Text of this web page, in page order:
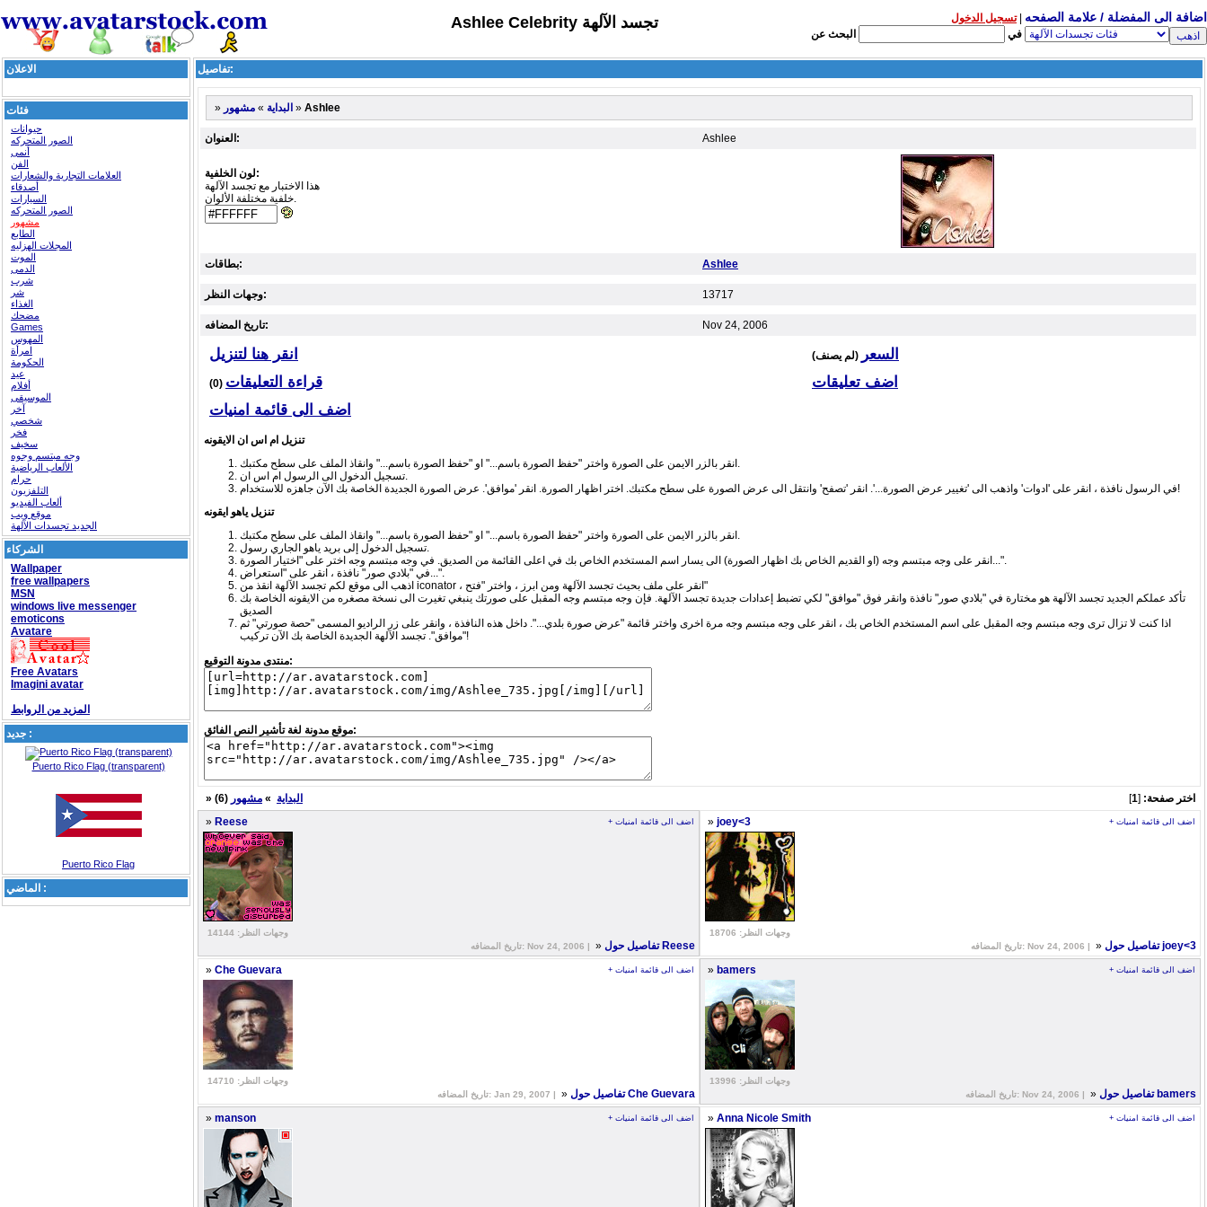
Ashlee Celebrity تجسد الآلهة اضافة الى المفضلة / علامة الصفحه |تسجيل الدخول
البحث عن
في
الاعلان
فئات
حيوانات
الصور المتحركه
أنمى
الفن
العلامات التجارية والشعارات
أصدقاء
السيارات
الصور المتحركه
مشهور
الطابع
المجلات الهزليه
الموت
الدمى
شرب
شر
الغذاء
مضحك
Games
المهوس
امرأة
الحكومة
عيد
أفلام
الموسيقى
آخر
شخصي
فخر
سخيف
وجه مبتسم وجوه
الألعاب الرياضية
حرام
التلفزيون
ألعاب الفيديو
موقع ويب
الجديد تجسدات الآلهة
الشركاء
Wallpaper
free wallpapers
MSN
windows live messenger
emoticons
Avatare
Free Avatars
Imagini avatar
المزيد من الروابط
جديد :
Puerto Rico Flag (transparent)
Puerto Rico Flag
الماضي :
تفاصيل:
» البداية » مشهور » Ashlee
العنوان: Ashlee
لون الخلفية:
هذا الاختبار مع تجسد الآلهة
خلفية مختلفة الألوان.
بطاقات: Ashlee
وجهات النظر: 13717
تاريخ المضافه: Nov 24, 2006
انقر هنا لتنزيل السعر (لم يصنف)
قراءة التعليقات (0)
اضف تعليقات
اضف الى قائمة امنيات
تنزيل ام اس ان الايقونه
انقر بالزر الايمن على الصورة واختر "حفظ الصورة باسم..." او "حفظ الصورة باسم..." وانقاذ الملف على سطح مكتبك.
تسجيل الدخول الى الرسول ام اس ان.
في الرسول نافذة ، انقر على 'ادوات' واذهب الى 'تغيير عرض الصورة...'. انقر 'تصفح' وانتقل الى عرض الصورة على سطح مكتبك. اختر اظهار الصورة. انقر 'موافق'. عرض الصورة الجديدة الخاصة بك الآن جاهزه للاستخدام!
تنزيل ياهو ايقونه
انقر بالزر الايمن على الصورة واختر "حفظ الصورة باسم..." او "حفظ الصورة باسم..." وانقاذ الملف على سطح مكتبك.
تسجيل الدخول إلى بريد ياهو الجاري رسول.
انقر على وجه مبتسم وجه (او القديم الخاص بك اظهار الصورة) الى يسار اسم المستخدم الخاص بك في اعلى القائمة من الصديق. في وجه مبتسم وجه اختر على "اختيار الصورة...".
في "بلادي صور" نافذة ، انقر على "استعراض...".
اذهب الى موقع لكم تجسد الآلهة انقذ من iconator ، انقر على ملف بحيث تجسد الآلهة ومن ابرز ، واختر "فتح"
تأكد عملكم الجديد تجسد الآلهة هو مختارة في "بلادي صور" نافذة وانقر فوق "موافق" لكي تضبط إعدادات جديدة تجسد الآلهة. فإن وجه مبتسم وجه المقبل على صورتك ينبغي تغيرت الى نسخة مصغره من الايقونه الخاصة بك
الصديق
اذا كنت لا تزال ترى وجه مبتسم وجه المقبل على اسم المستخدم الخاص بك ، انقر على وجه مبتسم وجه مرة اخرى واختر قائمة "عرض صورة بلدي...". داخل هذه النافذة ، وانقر على زر الراديو المسمى "حصة صورتي" ثم
"موافق". تجسد الآلهة الجديدة الخاصة بك الآن تركيب!
منتدى مدونة التوقيع:
موقع مدونة لغة تأشير النص الفائق:
» البداية » مشهور (6) اختر صفحة: [
1
]
» Reese + اضف الى قائمة امنيات
وجهات النظر: 14144
تاريخ المضافه: Nov 24, 2006 |
» تفاصيل حول Reese
» joey<3 + اضف الى قائمة امنيات
وجهات النظر: 18706
تاريخ المضافه: Nov 24, 2006 |
» تفاصيل حول joey<3
» Che Guevara + اضف الى قائمة امنيات
وجهات النظر: 14710
تاريخ المضافه: Jan 29, 2007 |
» تفاصيل حول Che Guevara
» bamers + اضف الى قائمة امنيات
وجهات النظر: 13996
تاريخ المضافه: Nov 24, 2006 |
» تفاصيل حول bamers
» manson + اضف الى قائمة امنيات » Anna Nicole Smith + اضف الى قائمة امنيات